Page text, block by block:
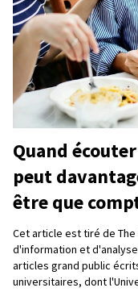
Quand
peut
être que
Cet article est tiré de
d'information et
articles grand public
universitaires, dont